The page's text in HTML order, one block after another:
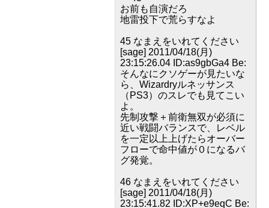
お前も自演だろ
地雷投下で荒らすなよ
45 なまえをいれてください
[sage] 2011/04/18(月)
23:15:26.04 ID:as9gbGa4 Be:
そんなにクソゲーが見たいな
ら、Wizardryルネッサンス
（PS3）のスレでも見てこい
よ。
先制攻撃＋前衛無双が必須に
近い戦闘バランスで、レベル
を一定以上上げたらオーバー
フローで命中値が０になるバ
グ発覚。
46 なまえをいれてください
[sage] 2011/04/18(月)
23:15:41.82 ID:XP+e9eqC Be: